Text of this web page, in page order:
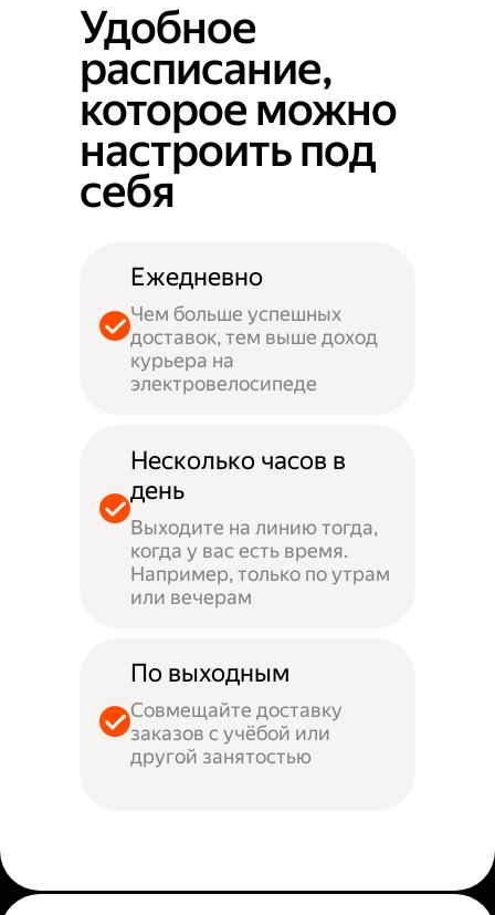
Удобное
расписание,
которое можно
настроить под
себя
Ежедневно
Чем больше успешных
доставок, тем выше доход
курьера на
электровелосипеде
Несколько часов в
день
Выходите на линию тогда,
когда у вас есть время.
Например, только по утрам
или вечерам
По выходным
Совмещайте доставку
заказов с учёбой или
другой занятостью